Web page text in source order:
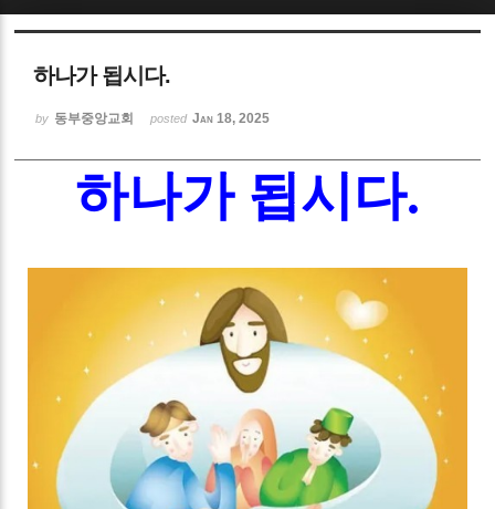
하나가 됩시다.
by 동부중앙교회 posted Jan 18, 2025
하나가 됩시다.
Sketchbook5, 스케치북5
Sketchbook5, 스케치북5